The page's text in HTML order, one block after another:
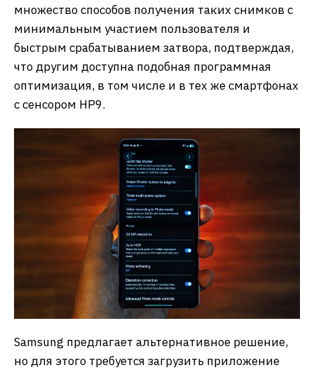
множество способов получения таких снимков с
минимальным участием пользователя и
быстрым срабатыванием затвора, подтверждая,
что другим доступна подобная программная
оптимизация, в том числе и в тех же смартфонах
с сенсором HP9.
Samsung предлагает альтернативное решение,
но для этого требуется загрузить приложение